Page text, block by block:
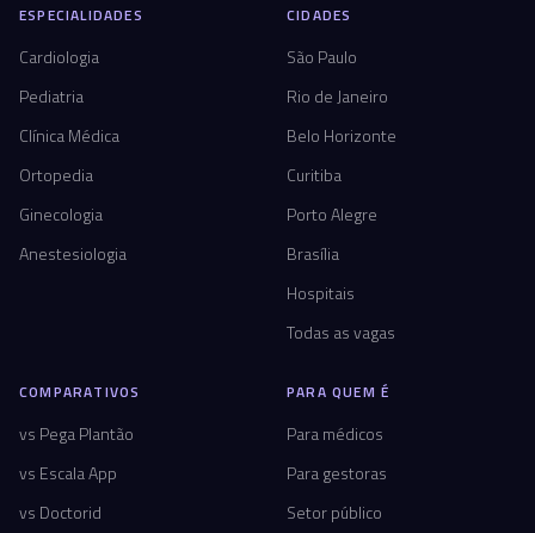
ESPECIALIDADES
Cardiologia
Pediatria
Clínica Médica
Ortopedia
Ginecologia
Anestesiologia
CIDADES
São Paulo
Rio de Janeiro
Belo Horizonte
Curitiba
Porto Alegre
Brasília
Hospitais
Todas as vagas
COMPARATIVOS
vs Pega Plantão
vs Escala App
vs Doctorid
PARA QUEM É
Para médicos
Para gestoras
Setor público